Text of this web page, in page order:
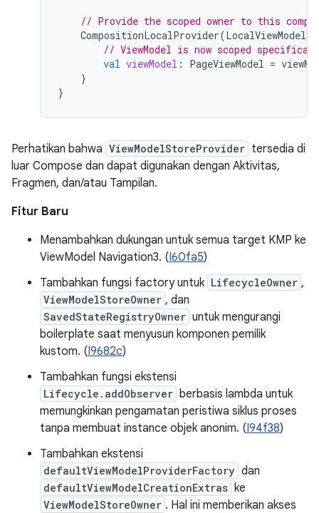
// Provide the scoped owner to this
CompositionLocalProvider(
// ViewModel is now scoped
val viewModel : PageViewModel =
}
}
Perhatikan bahwa ViewModelStoreProvider tersedia di
luar Compose dan dapat digunakan dengan Aktivitas,
Fragmen, dan/atau Tampilan.
Fitur Baru
Menambahkan dukungan untuk semua target KMP ke
ViewModel Navigation3. (I60fa5)
Tambahkan fungsi factory untuk LifecycleOwner ,
ViewModelStoreOwner , dan
SavedStateRegistryOwner untuk mengurangi
boilerplate saat menyusun komponen pemilik
kustom. (I9682c)
Tambahkan fungsi ekstensi
Lifecycle.addObserver berbasis lambda untuk
memungkinkan pengamatan peristiwa siklus proses
tanpa membuat instance objek anonim. (I94f38)
Tambahkan ekstensi
defaultViewModelProviderFactory dan
defaultViewModelCreationExtras ke
ViewModelStoreOwner . Hal ini memberikan akses